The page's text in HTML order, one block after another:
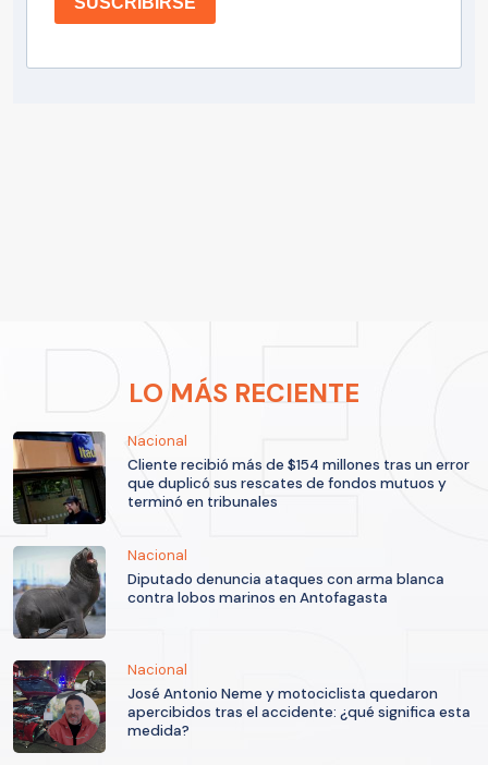
LO MÁS RECIENTE
Nacional
Cliente recibió más de $154 millones tras un error
que duplicó sus rescates de fondos mutuos y
terminó en tribunales
Nacional
Diputado denuncia ataques con arma blanca
contra lobos marinos en Antofagasta
Nacional
José Antonio Neme y motociclista quedaron
apercibidos tras el accidente: ¿qué significa esta
medida?